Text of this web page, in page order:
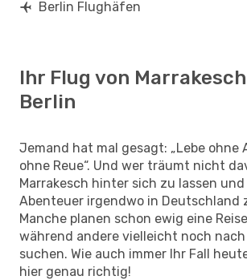
Berlin Flughäfen
Ihr Flug von
Berlin
Jemand hat mal gesagt: „Lebe ohne
ohne Reue“. Und wer träumt nicht
Marrakesch hinter sich zu lassen
Abenteuer irgendwo in Deutschland
Manche planen schon ewig eine
während andere vielleicht noch
suchen. Wie auch immer Ihr Fall
hier genau richtig!